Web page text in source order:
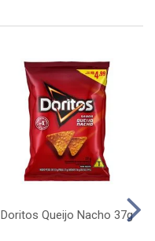
Doritos Queijo Nacho 37g